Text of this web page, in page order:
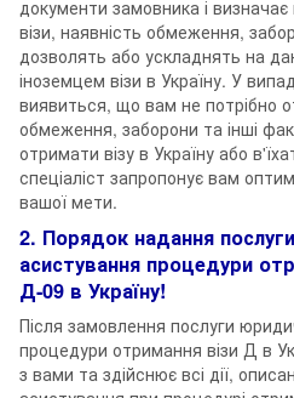
документи замовника і визначає
візи, наявність обмеження,
дозволять або ускладнять на
іноземцем візи в Україну. У
виявиться, що вам не потрібно
обмеження, заборони та інші
отримати візу в Україну або
спеціаліст запропонує вам
вашої мети.
2. Порядок надання
асистування процедури
Д-09 в Україну!
Після замовлення послуги
процедури отримання візи Д в
з вами та здійснює всі дії,